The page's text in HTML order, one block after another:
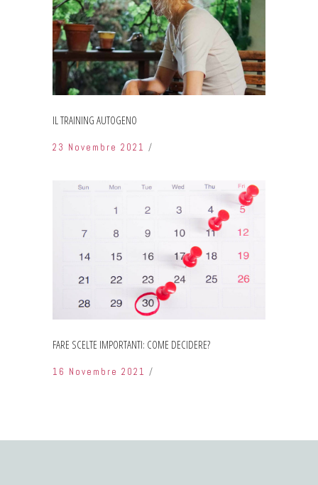
IL TRAINING AUTOGENO
23 Novembre 2021
FARE SCELTE IMPORTANTI: COME DECIDERE?
16 Novembre 2021